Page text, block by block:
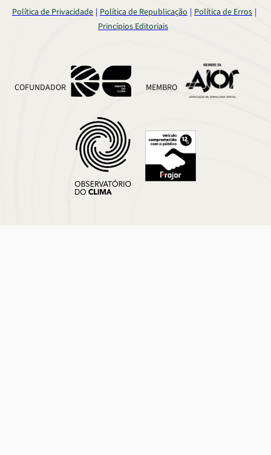
Política de Privacidade Política de Republicação
Política de Erros
Princípios Editoriais
COFUNDADOR MEMBRO